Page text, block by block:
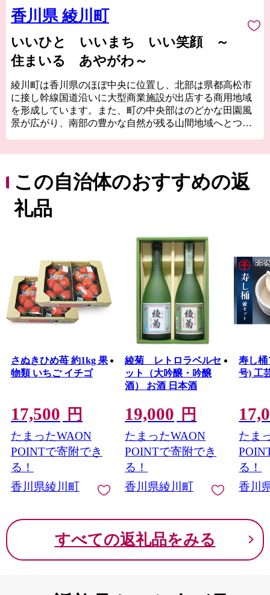
香川県 綾川町
いいひと いいまち いい笑顔 ～
住まいる あやがわ～
綾川町は香川県のほぼ中央に位置し、北部は県都高松市
に接し幹線国道沿いに大型商業施設が出店する商用地域
を形成しています。また、町の中央部はのどかな田園風
景が広がり、南部の豊かな自然が残る山間地域へとつな
いいたします。
この自治体のおすすめの返
礼品
さぬきひめ苺 約1kg 果
物類 いちご イチゴ
17,500 円
たまったWAON
POINTで寄附でき
る！
香川県綾川町
綾菊 レトロラベルセ
ット（大吟醸・吟醸
酒） お酒 日本酒
19,000 円
たまったWAON
POINTで寄附でき
る！
香川県綾川町
寿し桶
号) 工
たま
る！
香川
すべての返礼品をみる